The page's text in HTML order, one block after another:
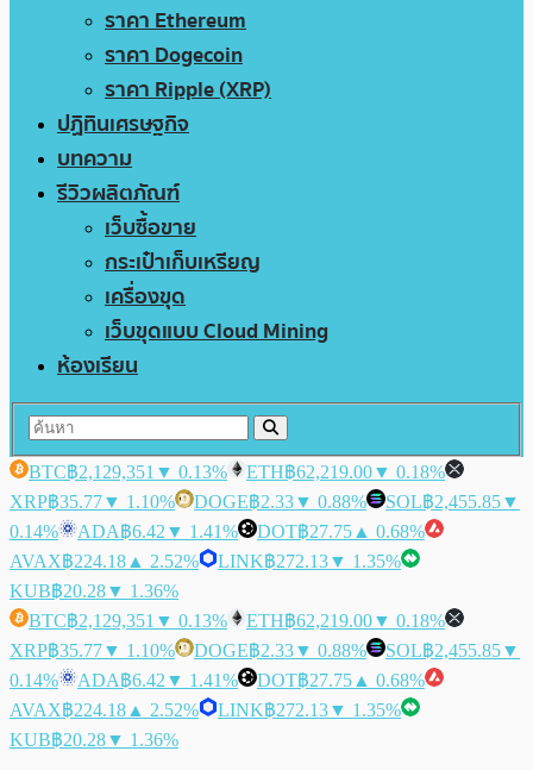
ราคา Ethereum
ราคา Dogecoin
ราคา Ripple (XRP)
ปฏิทินเศรษฐกิจ
บทความ
รีวิวผลิตภัณฑ์
เว็บซื้อขาย
กระเป๋าเก็บเหรียญ
เครื่องขุด
เว็บขุดแบบ Cloud Mining
ห้องเรียน
BTC฿2,129,351 ▼ 0.13% ETH฿62,219.00▼ 0.18%
XRP฿35.77▼ 1.10% DOGE฿2.33▼ 0.88% SOL฿2,455.85▼
0.14%
ADA฿6.42 ▼ 1.41% DOT฿27.75 ▲ 0.68%
AVAX฿224.18 ▲ 2.52% LINK฿272.13▼ 1.35%
KUB฿20.28▼ 1.36%
BTC฿2,129,351 ▼ 0.13% ETH฿62,219.00▼ 0.18%
XRP฿35.77▼ 1.10% DOGE฿2.33▼ 0.88% SOL฿2,455.85▼
0.14%
ADA฿6.42 ▼ 1.41% DOT฿27.75 ▲ 0.68%
AVAX฿224.18 ▲ 2.52% LINK฿272.13▼ 1.35%
KUB฿20.28▼ 1.36%